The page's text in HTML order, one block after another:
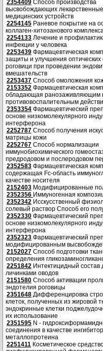
2354409 Способ производства
высвобождающих
медицинских устройств
2254145 Раневое покрытие на
коллаген-хитозанового
2254133 Лечение и
инфекции у человека
2253439 Фармацевтическая
защиты и улучшения оптических
роговици при проведении
вмешательств
2253437 Способ омоложения
2153352 Фармацевтическая
обладающая ранозаживляющим
противовоспалительным
2353354 Фармацевтический
основе низкомолекулярного
интерферона
2252787 Способ получения
матрицы кожи
2252767 Способ нормализации
иммунобиохимического
предродовом и послеродовом
2352583 Фармацевтическая
содержащая Fc-область
качестве носителя
2152403 Модифицированные
2352356 Иммуногенная
2352342 Исскусственный
солевый раствор Способ его
2352330 Фармацевтический
основе низкомолекулярного
интерферона
2352323 Фармацевтический
модифицированным
2152027 Способ подготовки
определения
2251842 Интектицидный состав
личинками оводов
2151580 Способ активации
эндотелия роговицы
2351648 Дифференцировка
клеток, полученных из жировой
эндокринные клетки
их использование
2351595 N -
соединения в качестве
металлопротеина
2251411 Косметическое